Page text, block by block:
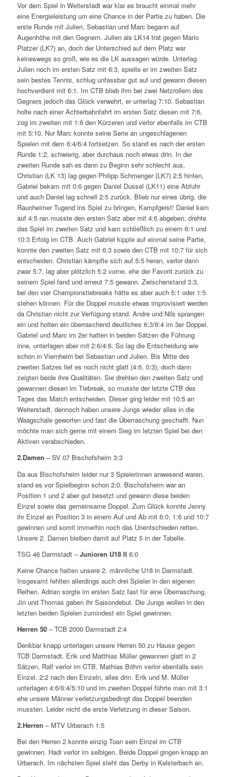
Vor dem Spiel in Weiterstadt war klar es braucht einmal mehr
eine Energieleistung um eine Chance in der Partie zu haben. Die
erste Runde mit Julien, Sebastian und Marc begann auf
Augenhöhe mit den Gegnern. Julien als LK14 trat gegen Mario
Platzer (LK7) an, doch der Unterschied auf dem Platz war
keineswegs so groß, wie es die LK aussagen würde. Unterlag
Julien noch im ersten Satz mit 6:3, spielte er im zweiten Satz
sein bestes Tennis, schlug unfassbar gut auf und gewann diesen
hochverdient mit 6:1. Im CTB blieb ihm bei zwei Netzrollern des
Gegners jedoch das Glück verwehrt, er unterlag 7:10. Sebastian
holte nach einer Achterbahnfahrt im ersten Satz diesen mit 7:6,
zog im zweiten mit 1:6 den Kürzeren und verlor ebenfalls im CTB
mit 5:10. Nur Marc konnte seine Serie an ungeschlagenen
Spielen mit dem 6:4/6:4 fortsetzen. So stand es nach der ersten
Runde 1:2, schwierig, aber durchaus noch etwas drin. In der
zweiten Runde sah es dann zu Beginn sehr schlecht aus,
Christian (LK 13) lag gegen Philipp Schmenger (LK7) 2:5 hinten,
Gabriel bekam mit 0:6 gegen Daniel Dussel (LK11) eine Abfuhr
und auch Daniel lag schnell 2:5 zurück. Blieb nur eines übrig, die
Raunheimer Tugend ins Spiel zu bringen, Kampfgeist! Daniel kam
auf 4:5 ran musste den ersten Satz aber mit 4:6 abgeben, drehte
das Spiel im zweiten Satz und kam schließlich zu einem 6:1 und
10:3 Erfolg im CTB. Auch Gabriel kippte auf einmal seine Partie,
konnte den zweiten Satz mit 6:3 sowie den CTB mit 10:7 für sich
entscheiden. Christian kämpfte sich auf 5:5 heran, verlor dann
zwar 5:7, lag aber plötzlich 5:2 vorne, ehe der Favorit zurück zu
seinem Spiel fand und erneut 7:5 gewann. Zwischenstand 3:3,
bei den vier Championstiebreaks hätte es aber auch 5:1 oder 1:5
stehen können. Für die Doppel musste etwas improvisiert werden
da Christian nicht zur Verfügung stand. Andre und Nils sprangen
ein und holten ein überraschend deutliches 6:3/6:4 im 3er Doppel.
Gabriel und Marc im 2er hatten in beiden Sätzen die Führung
inne, unterlagen aber mit 2:6/4:6. So lag die Entscheidung wie
schon in Viernheim bei Sebastian und Julien. Bis Mitte des
zweiten Satzes lief es noch nicht glatt (4:6, 0:3), doch dann
zeigten beide ihre Qualitäten. Sie drehten den zweiten Satz und
gewannen diesen im Tiebreak, so musste der letzte CTB des
Tages das Match entscheiden. Dieser ging leider mit 10:5 an
Weiterstadt, dennoch haben unsere Jungs wieder alles in die
Waagschale geworfen und fast die Überraschung geschafft. Nun
möchte man sich gerne mit einem Sieg im letzten Spiel bei den
Aktiven verabschieden.
2.Damen – SV 07 Bischofsheim 3:3
Da aus Bischofsheim leider nur 3 Spielerinnen anwesend waren,
stand es vor Spielbeginn schon 2:0. Bischofsheim war an
Position 1 und 2 aber gut besetzt und gewann diese beiden
Einzel sowie das gemeinsame Doppel. Zum Glück konnte Jenny
ihr Einzel an Position 3 in einem Auf und Ab mit 6:0, 1:6 und 10:7
gewinnen und somit immerhin noch das Unentschieden retten.
Unsere 2. Damen bleiben damit auf Platz 5 in der Tabelle.
TSG 46 Darmstadt –Junioren U18 II 6:0
Keine Chance hatten unsere 2. männliche U18 in Darmstadt.
Insgesamt fehlten allerdings auch drei Spieler in den eigenen
Reihen. Adrian sorgte im ersten Satz fast für eine Überraschung.
Jin und Thomas gaben ihr Saisondebut. Die Jungs wollen in den
letzten beiden Spielen zumindest ein Spiel gewinnen.
Herren 50– TCB 2000 Darmstadt 2:4
Denkbar knapp unterlagen unsere Herren 50 zu Hause gegen
TCB Darmstadt. Erik und Matthias Müller gewannen glatt in 2
Sätzen, Ralf verlor im CTB, Mathias Böhm verlor ebenfalls sein
Einzel. 2:2 nach den Einzeln, alles drin. Erik und M. Müller
unterlagen 4:6/6:4/5:10 und im zweiten Doppel führte man mit 3:1
ehe unsere Männer verletzungsbedingt das Doppel beenden
mussten. Leider nicht die erste Verletzung in dieser Saison.
2.Herren – MTV Urberach 1:5
Bei den Herren 2 konnte einzig Toan sein Einzel im CTB
gewinnen. Hadi verlor im selbigen. Beide Doppel gingen knapp an
Urberach. Im nächsten Spiel steht das Derby in Kelsterbach an.